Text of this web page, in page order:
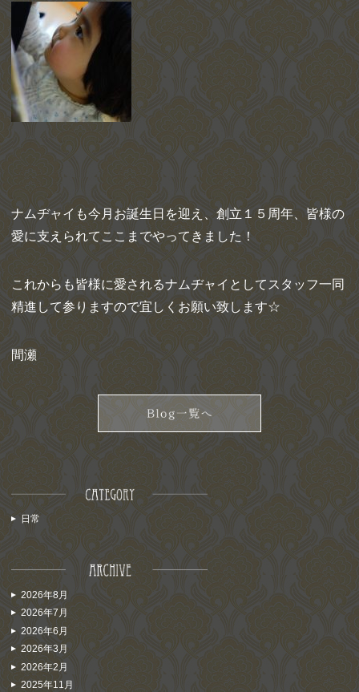
ナムヂャイも今月お誕生日を迎え、創立１５周年、皆様の
愛に支えられてここまでやってきました！
これからも皆様に愛されるナムヂャイとしてスタッフ一同
精進して参りますので宜しくお願い致します☆
間瀬
日常
2026年8月
2026年7月
2026年6月
2026年3月
2026年2月
2025年11月